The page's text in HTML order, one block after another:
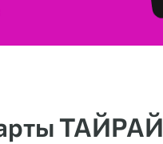
ТАЙРАЙ